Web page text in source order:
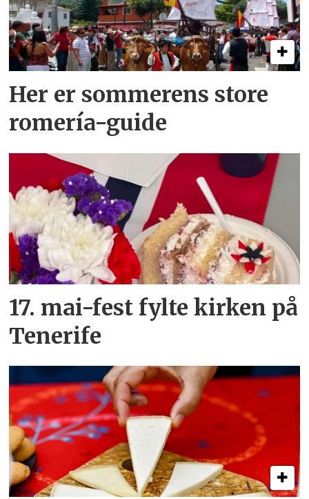
Her er sommerens store
romería-guide
17. mai-fest fylte kirken på
Tenerife